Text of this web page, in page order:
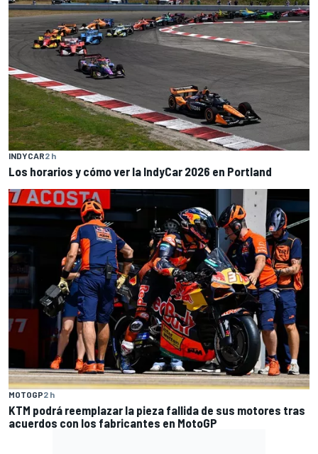
INDYCAR2 h
Los horarios y cómo ver la IndyCar 2026 en Portland
MOTOGP2 h
KTM podrá reemplazar la pieza fallida de sus motores tras
acuerdos con los fabricantes en MotoGP